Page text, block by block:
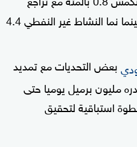
النشاط النفطي تسعة بالمئة، بينما نما النشاط غير النفطي 4.4
بعض التحديات مع تمديد
مليون برميل يوميا حتى
استباقية لتحقيق